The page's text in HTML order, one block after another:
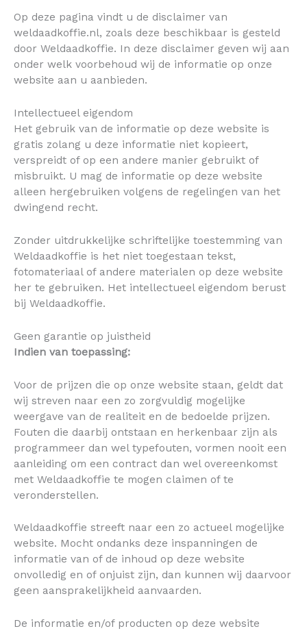
Op deze pagina vindt u de disclaimer van
weldaadkoffie.nl, zoals deze beschikbaar is gesteld
door Weldaadkoffie. In deze disclaimer geven wij aan
onder welk voorbehoud wij de informatie op onze
website aan u aanbieden.
Intellectueel eigendom
Het gebruik van de informatie op deze website is
gratis zolang u deze informatie niet kopieert,
verspreidt of op een andere manier gebruikt of
misbruikt. U mag de informatie op deze website
alleen hergebruiken volgens de regelingen van het
dwingend recht.
Zonder uitdrukkelijke schriftelijke toestemming van
Weldaadkoffie is het niet toegestaan tekst,
fotomateriaal of andere materialen op deze website
her te gebruiken. Het intellectueel eigendom berust
bij Weldaadkoffie.
Geen garantie op juistheid
Indien van toepassing:
Voor de prijzen die op onze website staan, geldt dat
wij streven naar een zo zorgvuldig mogelijke
weergave van de realiteit en de bedoelde prijzen.
Fouten die daarbij ontstaan en herkenbaar zijn als
programmeer dan wel typefouten, vormen nooit een
aanleiding om een contract dan wel overeenkomst
met Weldaadkoffie te mogen claimen of te
veronderstellen.
Weldaadkoffie streeft naar een zo actueel mogelijke
website. Mocht ondanks deze inspanningen de
informatie van of de inhoud op deze website
onvolledig en of onjuist zijn, dan kunnen wij daarvoor
geen aansprakelijkheid aanvaarden.
De informatie en/of producten op deze website